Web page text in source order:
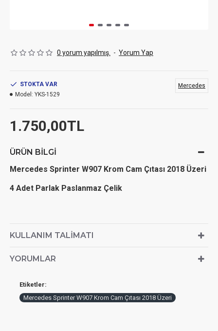
0 yorum yapılmış. - Yorum Yap
1.750,00TL
STOKTA VAR
Model: YKS-1529
Mercedes
ÜRÜN BILGI
Mercedes Sprinter W907 Krom Cam Çıtası 2018 Üzeri
4 Adet Parlak Paslanmaz Çelik
KULLANIM TALIMATI
YORUMLAR
Etiketler:
Mercedes Sprinter W907 Krom Cam Çıtası 2018 Üzeri